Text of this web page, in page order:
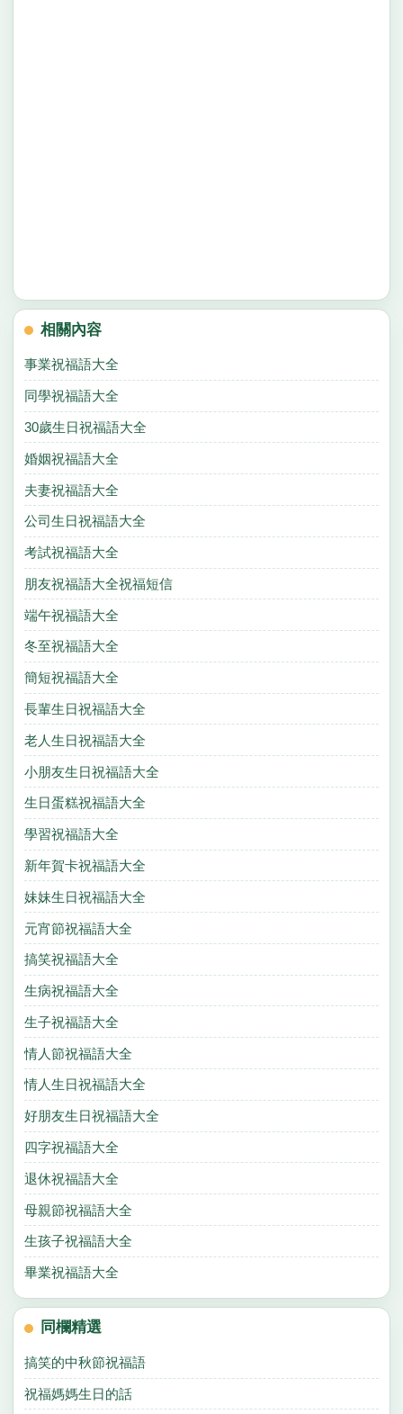
相關內容
事業祝福語大全
同學祝福語大全
30歲生日祝福語大全
婚姻祝福語大全
夫妻祝福語大全
公司生日祝福語大全
考試祝福語大全
朋友祝福語大全祝福短信
端午祝福語大全
冬至祝福語大全
簡短祝福語大全
長輩生日祝福語大全
老人生日祝福語大全
小朋友生日祝福語大全
生日蛋糕祝福語大全
學習祝福語大全
新年賀卡祝福語大全
妹妹生日祝福語大全
元宵節祝福語大全
搞笑祝福語大全
生病祝福語大全
生子祝福語大全
情人節祝福語大全
情人生日祝福語大全
好朋友生日祝福語大全
四字祝福語大全
退休祝福語大全
母親節祝福語大全
生孩子祝福語大全
畢業祝福語大全
同欄精選
搞笑的中秋節祝福語
祝福媽媽生日的話